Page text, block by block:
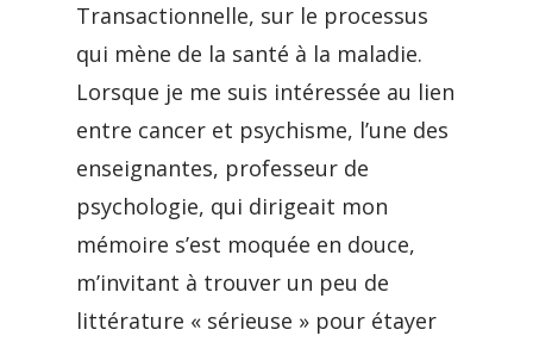
Transactionnelle, sur le processus
qui mène de la santé à la maladie.
Lorsque je me suis intéressée au lien
entre cancer et psychisme, l’une des
enseignantes, professeur de
psychologie, qui dirigeait mon
mémoire s’est moquée en douce,
m’invitant à trouver un peu de
littérature « sérieuse » pour étayer